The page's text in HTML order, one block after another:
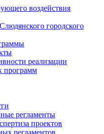
воздействия
городского
реализации
программ
регламенты
проектов